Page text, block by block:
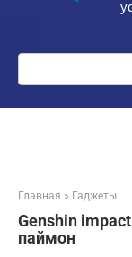
Поиск:
Главная » Гаджеты
Genshin
паймон